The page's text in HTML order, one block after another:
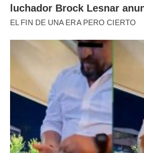
luchador Brock Lesnar
EL FIN DE UNA ERA PERO CIERTO